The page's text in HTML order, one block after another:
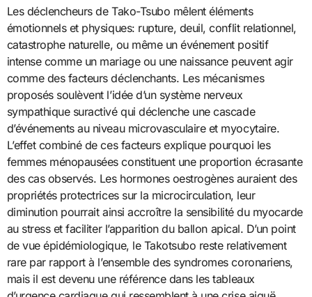
Les déclencheurs de Tako-Tsubo mêlent éléments
émotionnels et physiques: rupture, deuil, conflit relationnel,
catastrophe naturelle, ou même un événement positif
intense comme un mariage ou une naissance peuvent agir
comme des facteurs déclenchants. Les mécanismes
proposés soulèvent l’idée d’un système nerveux
sympathique suractivé qui déclenche une cascade
d’événements au niveau microvasculaire et myocytaire.
L’effet combiné de ces facteurs explique pourquoi les
femmes ménopausées constituent une proportion écrasante
des cas observés. Les hormones oestrogènes auraient des
propriétés protectrices sur la microcirculation, leur
diminution pourrait ainsi accroître la sensibilité du myocarde
au stress et faciliter l’apparition du ballon apical. D’un point
de vue épidémiologique, le Takotsubo reste relativement
rare par rapport à l’ensemble des syndromes coronariens,
mais il est devenu une référence dans les tableaux